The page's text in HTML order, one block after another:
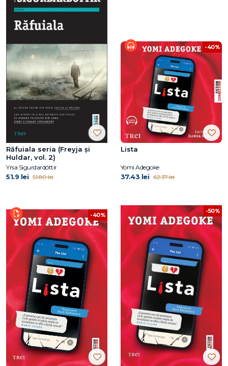
Răfuiala seria (Freyja și
Huldar, vol. 2)
Yrsa Sigurdardóttir
51.9 lei 51.80 lei
-40%
Lista
Yomi Adegoke
37.43 lei 62.37 lei
-40%
-50%